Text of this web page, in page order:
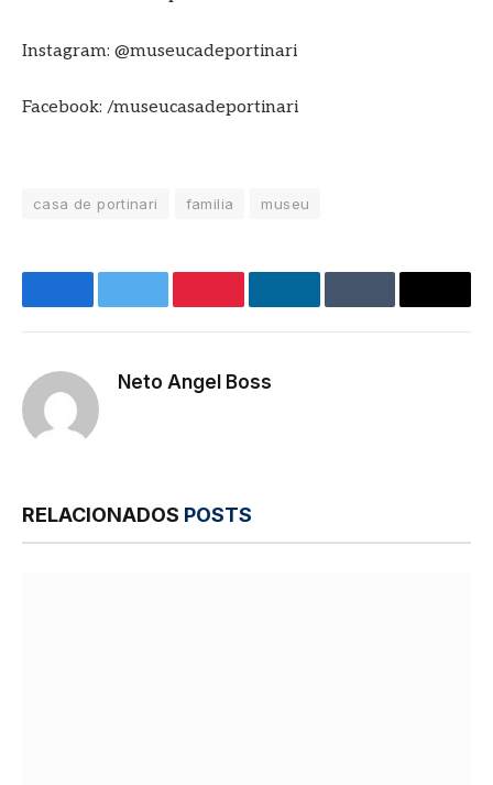
Instagram: @museucadeportinari
Facebook: /museucasadeportinari
casa de portinari familia museu
FacebookTwitter PinterestLinkedInTumblr E-
Neto Angel Boss
RELACIONADOS POSTS